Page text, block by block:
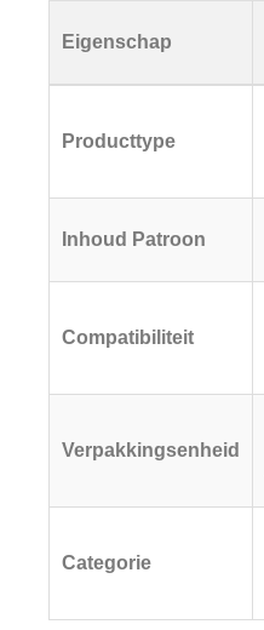
Eigenschap
Producttype
Inhoud Patroon
Compatibiliteit
Verpakkingsenheid
Categorie